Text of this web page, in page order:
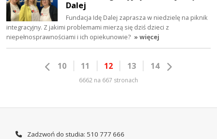
Dalej
Fundacja Idę Dalej zaprasza w niedzielę na piknik
integracyjny. Z jakimi problemami mierzą się dziś dzieci z
niepełnosprawnościami i ich opiekunowie? » więcej
10 11 12 13 14
6662 na 667 stronach
Zadzwoń do studia: 510 777 666